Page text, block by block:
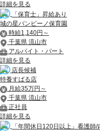
詳細を見る
「保育士」昇給あり
城の星バンビーノ保育園
時給1,140円～
千葉県 流山市
アルバイト・パート
詳細を見る
店長候補
特養すばる店
月給35万円～
千葉県 流山市
正社員
詳細を見る
「年間休日120日以上」看護師